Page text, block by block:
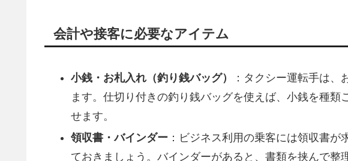
会計や接客に必要なアイテム
小銭・お札入れ（釣り銭バッグ）
：タクシー運転手は、
ます。仕切り付きの釣り銭バッグを使えば、小銭を種類
せます。
領収書・バインダー：ビジネス利用の乗客には領収書が
ておきましょう。バインダーがあると、書類を挟んで整